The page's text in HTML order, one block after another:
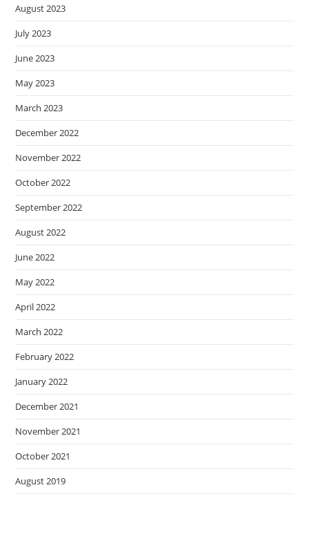
August 2023
July 2023
June 2023
May 2023
March 2023
December 2022
November 2022
October 2022
September 2022
August 2022
June 2022
May 2022
April 2022
March 2022
February 2022
January 2022
December 2021
November 2021
October 2021
August 2019